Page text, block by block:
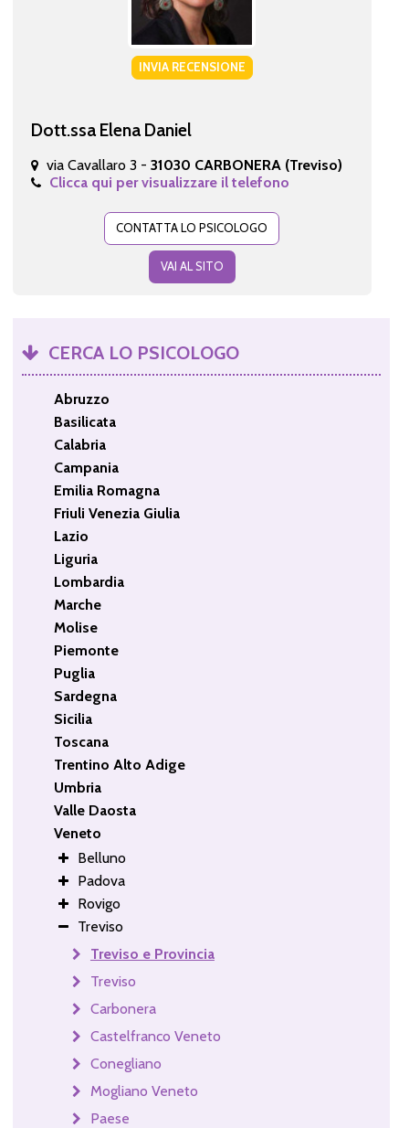
INVIA RECENSIONE
Dott.ssa Elena Daniel
via Cavallaro 3 - 31030 CARBONERA (Treviso)
Clicca qui per visualizzare il telefono
CONTATTA LO PSICOLOGO
VAI AL SITO
CERCA LO PSICOLOGO
Abruzzo
Basilicata
Calabria
Campania
Emilia Romagna
Friuli Venezia Giulia
Lazio
Liguria
Lombardia
Marche
Molise
Piemonte
Puglia
Sardegna
Sicilia
Toscana
Trentino Alto Adige
Umbria
Valle Daosta
Veneto
Belluno
Padova
Rovigo
Treviso
Treviso e Provincia
Treviso
Carbonera
Castelfranco Veneto
Conegliano
Mogliano Veneto
Paese